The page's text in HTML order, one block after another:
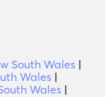
South Wales |
Wales |
Wales |